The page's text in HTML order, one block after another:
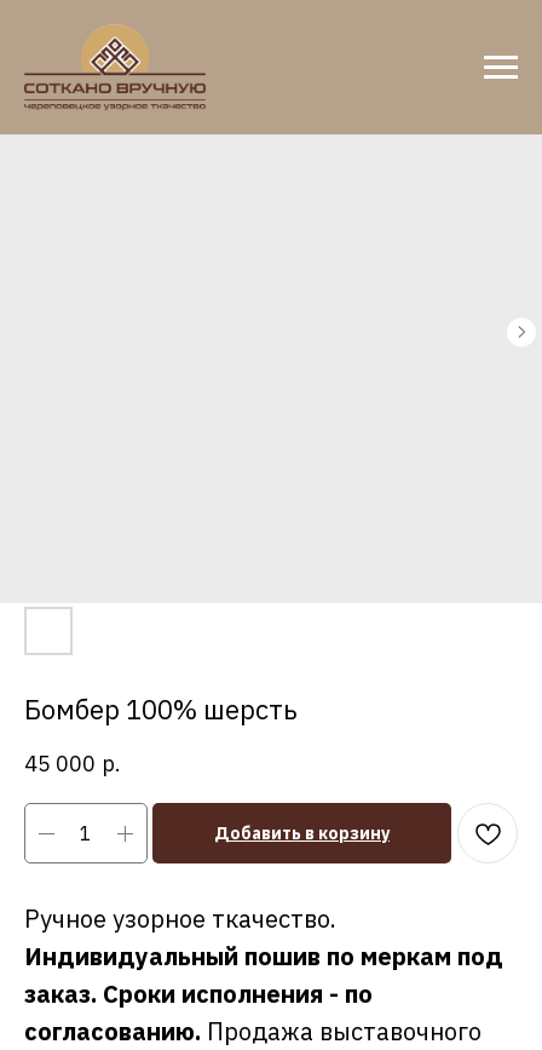
Бомбер 100% шерсть
45 000 р.
Добавить в корзину
Ручное узорное ткачество.
Индивидуальный пошив по меркам под
заказ. Сроки исполнения - по
согласованию. Продажа выставочного